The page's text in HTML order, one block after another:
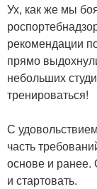
Ух, как же мы
рекомендации
прямо
небольших
тренироваться!
С
часть
основе и
и стартовать.